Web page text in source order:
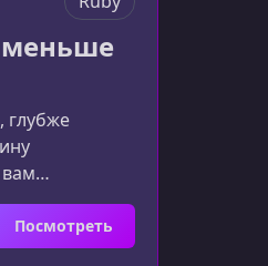
обучения,
меньше
глубже
полноценного
Вы узнаете,
так,
Посмотреть